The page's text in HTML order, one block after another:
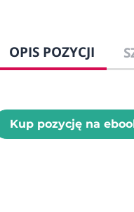
OPIS POZYCJI
Kup pozycję na